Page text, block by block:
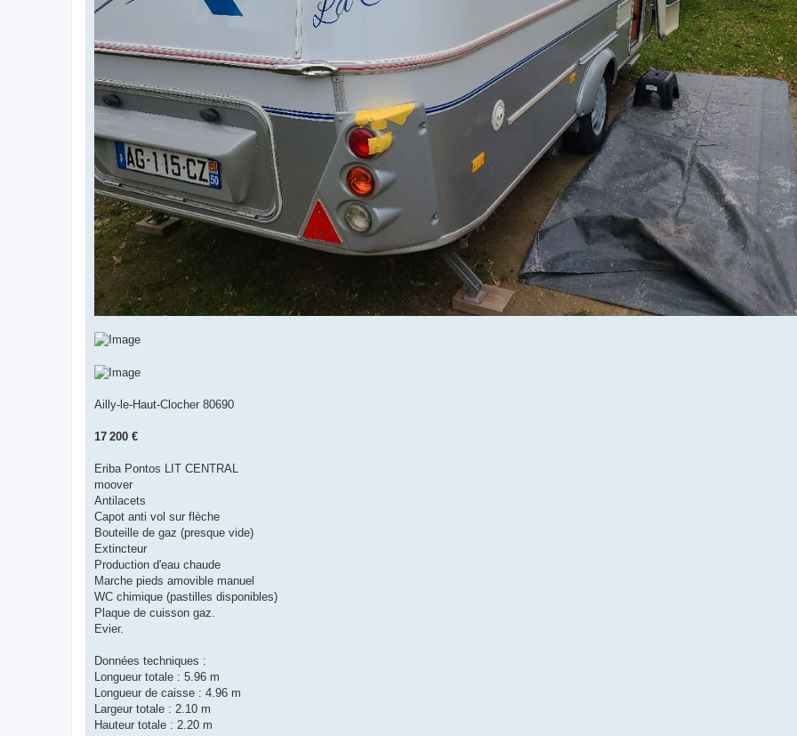
Ailly-le-Haut-Clocher 80690
17 200 €
Eriba Pontos LIT CENTRAL
moover
Antilacets
Capot anti vol sur flèche
Bouteille de gaz (presque vide)
Extincteur
Production d'eau chaude
Marche pieds amovible manuel
WC chimique (pastilles disponibles)
Plaque de cuisson gaz.
Evier.
Données techniques :
Longueur totale : 5.96 m
Longueur de caisse : 4.96 m
Largeur totale : 2.10 m
Hauteur totale : 2.20 m